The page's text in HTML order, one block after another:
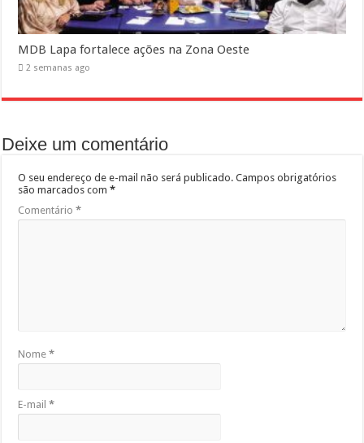
MDB Lapa fortalece ações na Zona Oeste
2 semanas ago
Deixe um comentário
O seu endereço de e-mail não será publicado. Campos obrigatórios
são marcados com*
Comentário*
Nome*
E-mail*